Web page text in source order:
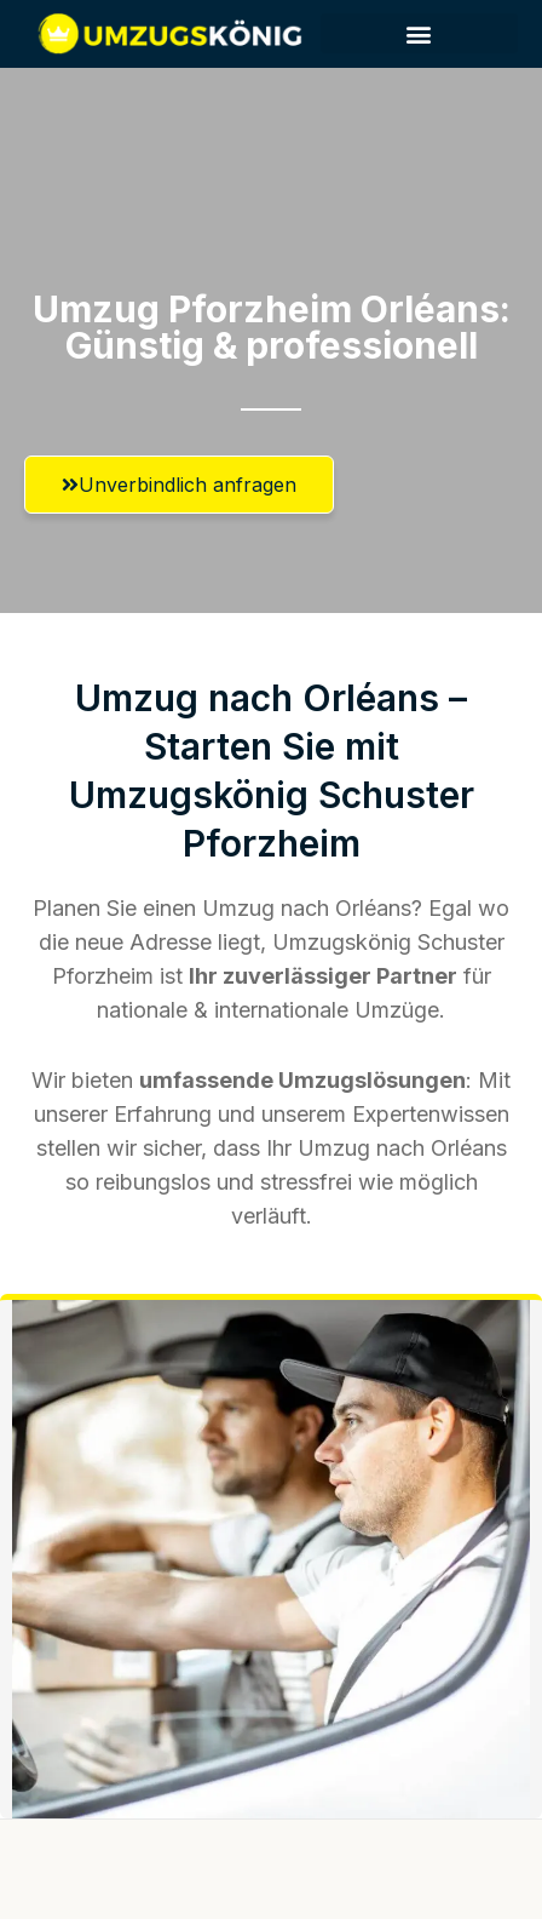
Umzug Pforzheim​ Orléans:
Günstig & professionell​
Unverbindlich anfragen
Umzug nach Orléans –
Starten Sie mit
Umzugskönig Schuster
Pforzheim
Planen Sie einen Umzug nach Orléans? Egal wo
die neue Adresse liegt, Umzugskönig Schuster
Pforzheim ist Ihr zuverlässiger Partner für
nationale & internationale Umzüge.
Wir bieten umfassende Umzugslösungen: Mit
unserer Erfahrung und unserem Expertenwissen
stellen wir sicher, dass Ihr Umzug nach Orléans
so reibungslos und stressfrei wie möglich
verläuft.